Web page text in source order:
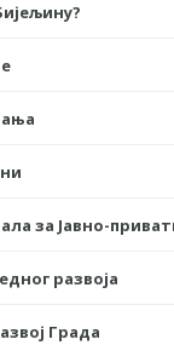
за Јавно-
развоја
Града